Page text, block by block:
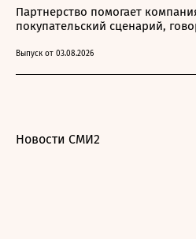
Партнерство помогает
покупательский сценарий,
Выпуск от 03.08.2026
Новости СМИ2